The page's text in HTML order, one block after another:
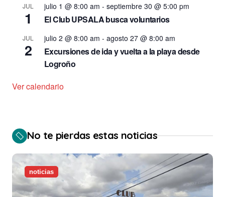
JUL
1
julio 1 @ 8:00 am - septiembre 30 @ 5:00 pm
El Club UPSALA busca voluntarios
JUL
2
julio 2 @ 8:00 am - agosto 27 @ 8:00 am
Excursiones de ida y vuelta a la playa desde
Logroño
Ver calendario
No te pierdas estas noticias
noticias